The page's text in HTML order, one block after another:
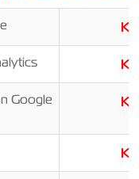
K
K
Google
K
K